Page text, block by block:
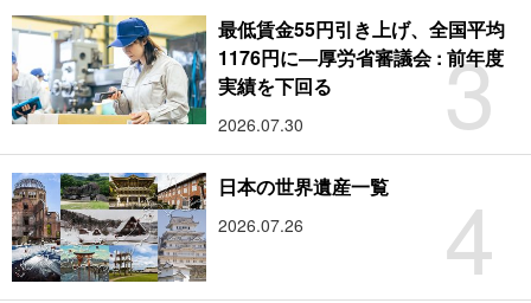
3
最低賃金55円引き上げ、全国平均
1176円に―厚労省審議会 : 前年度
実績を下回る
2026.07.30
4
日本の世界遺産一覧
2026.07.26